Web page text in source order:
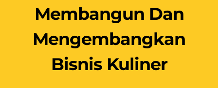
Membangun Dan
Mengembangkan
Bisnis Kuliner